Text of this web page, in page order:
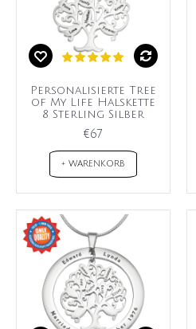
Personalisierte Tree
of My Life Halskette
8 Sterling Silber
€67
+ WARENKORB